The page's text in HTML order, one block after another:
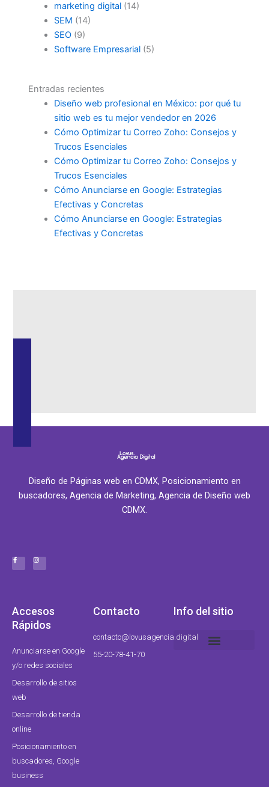
marketing digital (14)
SEM (14)
SEO (9)
Software Empresarial (5)
Entradas recientes
Diseño web profesional en México: por qué tu
sitio web es tu mejor vendedor en 2026
Cómo Optimizar tu Correo Zoho: Consejos y
Trucos Esenciales
Cómo Optimizar tu Correo Zoho: Consejos y
Trucos Esenciales
Cómo Anunciarse en Google: Estrategias
Efectivas y Concretas
Cómo Anunciarse en Google: Estrategias
Efectivas y Concretas
Diseño de Páginas web en CDMX, Posicionamiento en
buscadores, Agencia de Marketing, Agencia de Diseño web
CDMX.
c
b
s
a
Accesos
Rápidos
Anunciarse en Google
y/o redes sociales
Desarrollo de sitios
web
Desarrollo de tienda
online
Posicionamiento en
buscadores, Google
business
Contacto
contacto@lovusagencia.digital
55-20-78-41-70
Info del sitio